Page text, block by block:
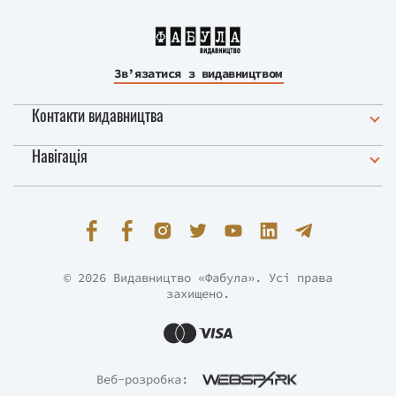
Зв’язатися з видавництвом
Контакти видавництва
Навігація
Веб-розробка:
© 2026 Видавництво «Фабула». Усі права
захищено.